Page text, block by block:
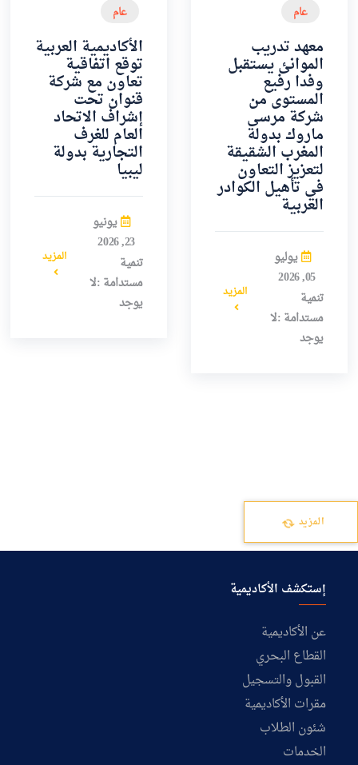
عام
معهد تدريب
الموانئ يستقبل
وفدا رفيع
المستوى من
شركة مرسى
ماروك بدولة
المغرب الشقيقة
لتعزيز التعاون
في تأهيل الكوادر
العربية
يوليو
05, 2026
تنمية
مستدامة :لا
يوجد
المزيد
عام
الأكاديمية العربية
توقع اتفاقية
تعاون مع شركة
قنوان تحت
إشراف الاتحاد
العام للغرف
التجارية بدولة
ليبيا
يونيو
23, 2026
تنمية
مستدامة :لا
يوجد
المزيد
المزيد
إستكشف الأكاديمية
عن الأكاديمية
القطاع البحري
القبول والتسجيل
مقرات الأكاديمية
شئون الطلاب
الخدمات